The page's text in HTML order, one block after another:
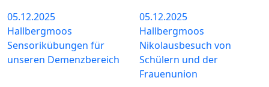
05.12.2025
Hallbergmoos
Sensorikübungen für
unseren Demenzbereich
05.12.2025
Hallbergmoos
Nikolausbesuch von
Schülern und der
Frauenunion